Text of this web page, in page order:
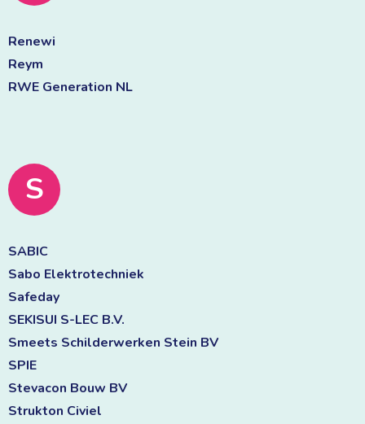
Renewi
Reym
RWE Generation NL
S
SABIC
Sabo Elektrotechniek
Safeday
SEKISUI S-LEC B.V.
Smeets Schilderwerken Stein BV
SPIE
Stevacon Bouw BV
Strukton Civiel